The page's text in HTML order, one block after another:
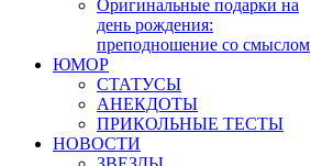
Оригинальные подарки на
день рождения:
преподношение со смыслом
ЮМОР
СТАТУСЫ
АНЕКДОТЫ
ПРИКОЛЬНЫЕ ТЕСТЫ
НОВОСТИ